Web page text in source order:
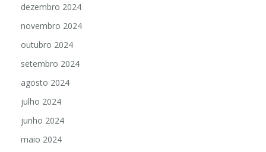
dezembro 2024
novembro 2024
outubro 2024
setembro 2024
agosto 2024
julho 2024
junho 2024
maio 2024